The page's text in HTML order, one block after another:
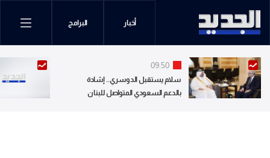
أخبار البرامج
09:50
سلام يستقبل الدوسري.. إشادة
بالدعم السعودي المتواصل للبنان